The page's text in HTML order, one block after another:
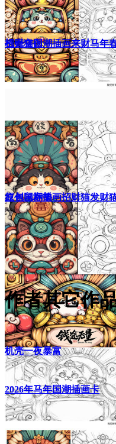
机壳文创
招财猫国潮插画来财马年
红包鼠标垫
原创国潮插画招财猫发财
机壳一夜暴富
作者其它作
2026年马年国潮插画卡